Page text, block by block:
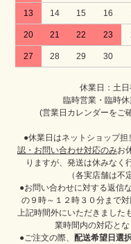
13 14 15 16
20 21 22 23
27 28 29 30
休業日：土
臨時営業・臨時休
(営業日カレンダーをご
●休業日はネットショップ担
認・お問い合わせ対応のみお
りますが、発送は休みなく
（各実店舗は不
●お問い合わせに対する返信
の９時～１２時３０分まで対
上記時間外にいただきました
業時間内の対応とな
●ご注文の際、
配送希望日選